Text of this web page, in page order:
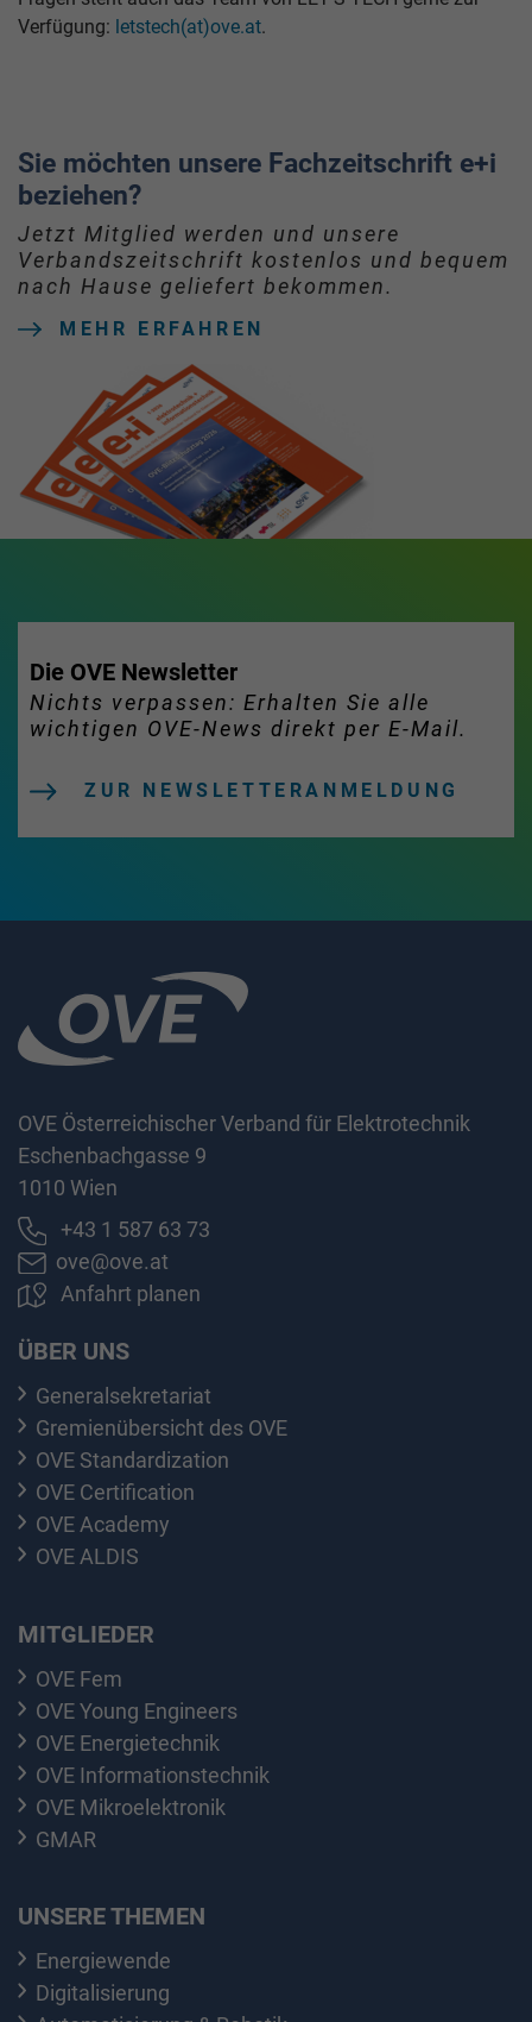
Verfügung: letstech(at)ove.at.
Sie möchten unsere Fachzeitschrift e+i
beziehen?
Jetzt Mitglied werden und unsere
Verbandszeitschrift kostenlos und bequem
nach Hause geliefert bekommen.
MEHR ERFAHREN
Die OVE Newsletter
Nichts verpassen: Erhalten Sie alle
wichtigen OVE-News direkt per E-Mail.
ZUR NEWSLETTERANMELDUNG
OVE Österreichischer Verband für Elektrotechnik
Eschenbachgasse 9
1010 Wien
+43 1 587 63 73
ove@ove.at
Anfahrt planen
ÜBER UNS
Generalsekretariat
Gremienübersicht des OVE
OVE Standardization
OVE Certification
OVE Academy
OVE ALDIS
MITGLIEDER
OVE Fem
OVE Young Engineers
OVE Energietechnik
OVE Informationstechnik
OVE Mikroelektronik
GMAR
UNSERE THEMEN
Energiewende
Digitalisierung